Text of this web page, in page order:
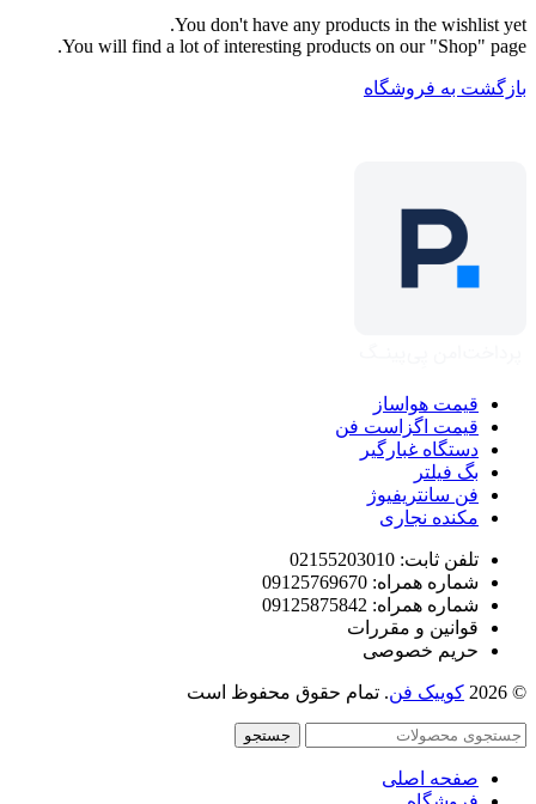
You don't have any products in the wishlist yet.
You will find a lot of interesting products on our "Shop" page.
بازگشت به فروشگاه
قیمت هواساز
قیمت اگزاست فن
دستگاه غبارگیر
بگ فیلتر
فن سانتریفیوژ
مکنده نجاری
تلفن ثابت: 02155203010
شماره همراه: 09125769670
شماره همراه: 09125875842
قوانین و مقررات
حریم خصوصی
© 2026 کوییک فن. تمام حقوق محفوظ است
جستجو
صفحه اصلی